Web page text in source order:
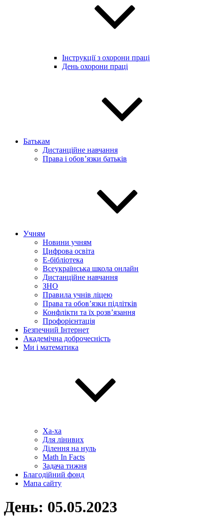
Інструкції з охорони праці
День охорони праці
Батькам
Дистанційне навчання
Права і обов’язки батьків
Учням
Новини учням
Цифрова освіта
E-бібліотека
Всеукраїнська школа онлайн
Дистанційне навчання
ЗНО
Правила учнів ліцею
Права та обов’язки підлітків
Конфлікти та їх розв’язання
Профорієнтація
Безпечний Інтернет
Академічна доброчесність
Ми і математика
Ха-ха
Для лінивих
Ділення на нуль
Math In Facts
Задача тижня
Благодійний фонд
Мапа сайту
День: 05.05.2023